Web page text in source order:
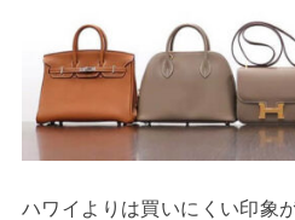
ハワイよりは買いにくい印象